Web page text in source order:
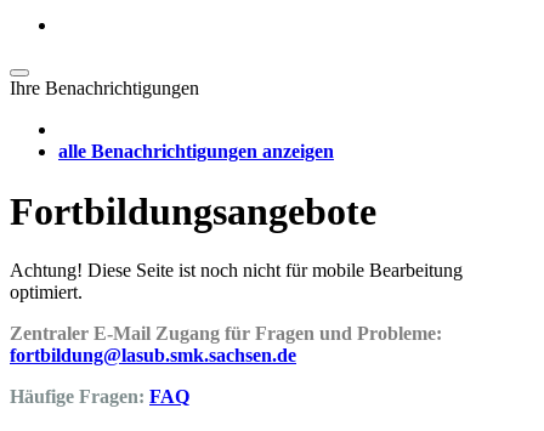
Ihre Benachrichtigungen
alle Benachrichtigungen anzeigen
Fortbildungsangebote
Achtung! Diese Seite ist noch nicht für mobile Bearbeitung
optimiert.
Zentraler E-Mail Zugang für Fragen und Probleme:
fortbildung@lasub.smk.sachsen.de
Häufige Fragen: FAQ